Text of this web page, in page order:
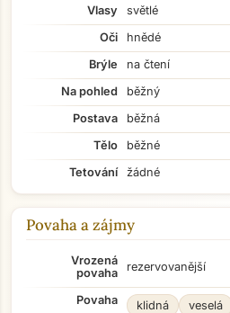
Vlasy
světlé
Oči
hnědé
Brýle
na čtení
Na pohled
běžný
Postava
běžná
Tělo
běžné
Tetování
žádné
Povaha a zájmy
Vrozená
povaha
rezervovanější
Povaha klidná veselá